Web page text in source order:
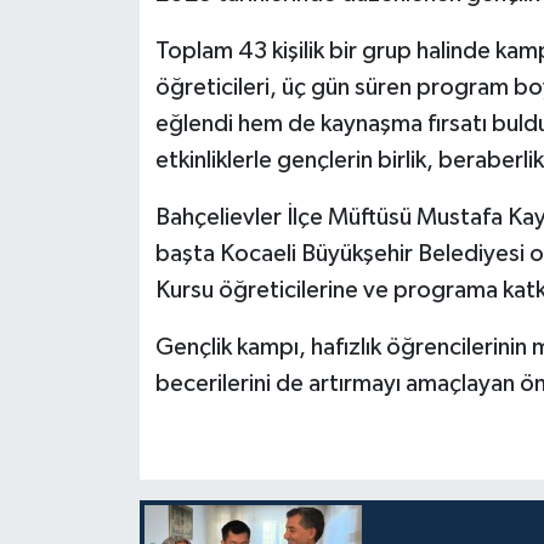
Toplam 43 kişilik bir grup halinde
öğreticileri, üç gün süren program
eğlendi hem de kaynaşma fırsatı
etkinliklerle gençlerin birlik,
Bahçelievler İlçe Müftüsü Mustafa
başta Kocaeli Büyükşehir Belediyesi
Kursu öğreticilerine ve programa
Gençlik kampı, hafızlık öğrencilerinin
becerilerini de artırmayı amaçlayan
Bitlis Müftülüğü
Bolu Müftülüğü
Bursa Müftülüğü
Çanakkale Müftülüğü
Makaleler
Duyurular